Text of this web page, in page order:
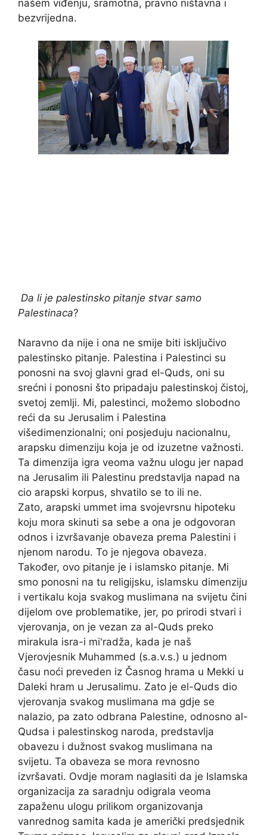
našem viđenju, sramotna, pravno ništavna i
bezvrijedna.
Da li je palestinsko pitanje stvar samo
Palestinaca?
Naravno da nije i ona ne smije biti isključivo
palestinsko pitanje. Palestina i Palestinci su
ponosni na svoj glavni grad el-Quds, oni su
srećni i ponosni što pripadaju palestinskoj čistoj,
svetoj zemlji. Mi, palestinci, možemo slobodno
reći da su Jerusalim i Palestina
višedimenzionalni; oni posjeduju nacionalnu,
arapsku dimenziju koja je od izuzetne važnosti.
Ta dimenzija igra veoma važnu ulogu jer napad
na Jerusalim ili Palestinu predstavlja napad na
cio arapski korpus, shvatilo se to ili ne.
Zato, arapski ummet ima svojevrsnu hipoteku
koju mora skinuti sa sebe a ona je odgovoran
odnos i izvršavanje obaveza prema Palestini i
njenom narodu. To je njegova obaveza.
Također, ovo pitanje je i islamsko pitanje. Mi
smo ponosni na tu religijsku, islamsku dimenziju
i vertikalu koja svakog muslimana na svijetu čini
dijelom ove problematike, jer, po prirodi stvari i
vjerovanja, on je vezan za al-Quds preko
mirakula isra-i mi'radža, kada je naš
Vjerovjesnik Muhammed (s.a.v.s.) u jednom
času noći preveden iz Časnog hrama u Mekki u
Daleki hram u Jerusalimu. Zato je el-Quds dio
vjerovanja svakog muslimana ma gdje se
nalazio, pa zato odbrana Palestine, odnosno al-
Qudsa i palestinskog naroda, predstavlja
obavezu i dužnost svakog muslimana na
svijetu. Ta obaveza se mora revnosno
izvršavati. Ovdje moram naglasiti da je Islamska
organizacija za saradnju odigrala veoma
zapaženu ulogu prilikom organizovanja
vanrednog samita kada je američki predsjednik